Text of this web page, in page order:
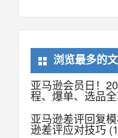
浏览最多的
亚马逊会员日！
程、爆单、选品全
亚马逊差评回复
逊差评应对技巧